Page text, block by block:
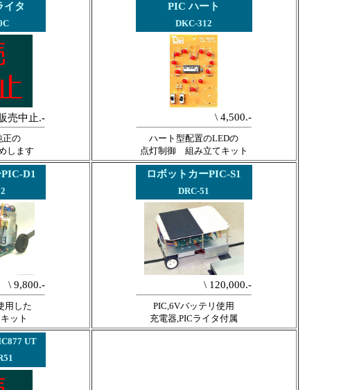
イタ
売中止.-
正の
します
PIC ハート
DKC-312
\ 4,500.-
ハート型配置のLEDの
点灯制御 組み立てキット
D1
\ 9,800.-
用した
ット
ロボットカーPIC-S1
DRC-51
\ 120,000.-
PIC,6Vバッテリ使用
充電器,PICライタ付属
UT